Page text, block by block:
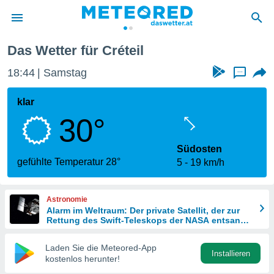
wurde
dass
sind.
diese
Das Wetter für Créteil
18:44 Samstag ...
klar
30°
gefühlte Temperatur 28°
Südosten
5
19 km/h
Astronomie
Alarm im Weltraum: Der private Satellit, der zur
Rettung des Swift-Teleskops der NASA entsandt
Laden Sie die Meteored-App
kostenlos herunter!
Installieren